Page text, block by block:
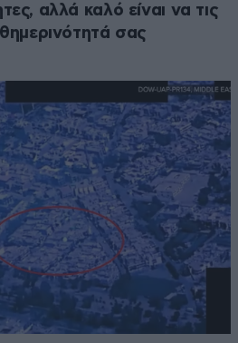
αλλά καλό είναι να τις
σας